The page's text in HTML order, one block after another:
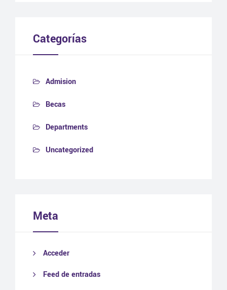
Categorías
Admision
Becas
Departments
Uncategorized
Meta
Acceder
Feed de entradas